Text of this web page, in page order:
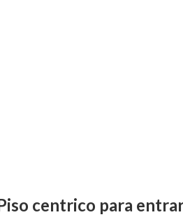
piso centrico para